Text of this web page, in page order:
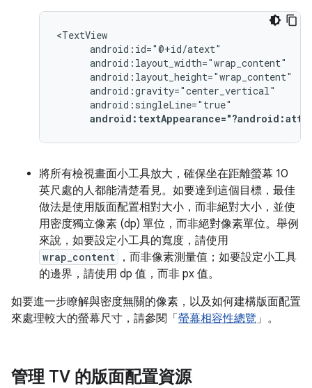
android:textAppearance="?android:attr/
將所有檢視畫面小工具放大，確保坐在距離螢幕 10
英尺處的人都能清楚看見。如要達到這個目標，最佳
做法是使用版面配置相對大小，而非絕對大小，並使
用密度獨立像素 (dp) 單位，而非絕對像素單位。舉例
來說，如要設定小工具的寬度，請使用
wrap_content
，而非像素測量值；如要設定小工具
的邊界，請使用 dp 值，而非 px 值。
如要進一步瞭解與密度無關的像素，以及如何建構版面配置
來處理較大的螢幕尺寸，請參閱「 螢幕相容性總覽」。
管理 TV 的版面配置資源